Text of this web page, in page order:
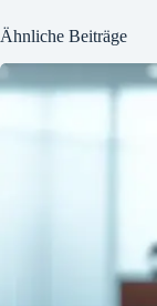
Ähnliche Beiträge